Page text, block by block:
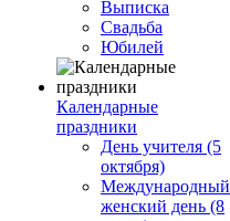
Выписка
Свадьба
Юбилей
Календарные
праздники
День учителя (5
октября)
Международный
женский день (8